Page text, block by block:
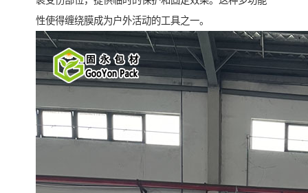
性使得缠绕膜成为户外活动的工具之一。